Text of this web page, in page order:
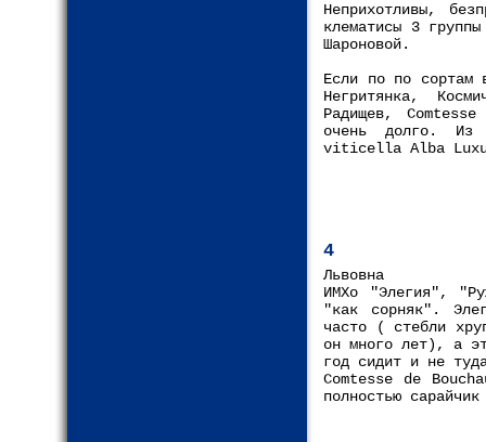
Неприхотливы,
клематисы 3
Шароновой.
Если по по сортам
Негритянка,
Радищев,
очень долго. Из
viticella Alba
4
Львовна
ИМХо "Элегия",
"как сорняк".
часто ( стебли
он много лет), а
год сидит и не
Comtesse de
полностью